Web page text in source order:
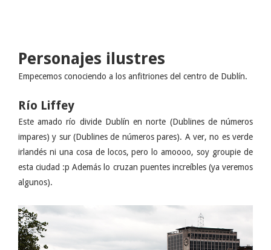
Personajes ilustres
Empecemos conociendo a los anfitriones del centro de Dublín.
Río Liffey
Este amado río divide Dublín en norte (Dublines de números
impares) y sur (Dublines de números pares). A ver, no es verde
irlandés ni una cosa de locos, pero lo amoooo, soy groupie de
esta ciudad :p Además lo cruzan puentes increíbles (ya veremos
algunos).